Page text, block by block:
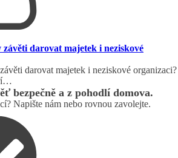
závěti darovat majetek i neziskové
darovat majetek i neziskové organizaci?
bezpečně a z pohodlí domova.
Napište nám nebo rovnou zavolejte.